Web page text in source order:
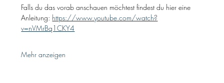
Falls du das vorab anschauen möchtest findest du hier eine
Anleitung: https://www.youtube.com/watch?
v=nVMrBq1CKY4
Mehr anzeigen